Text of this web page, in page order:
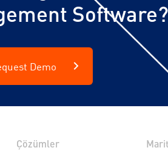
Software?
Demo
Çözümler